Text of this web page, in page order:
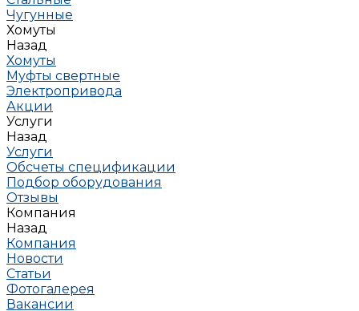
Чугунные
Хомуты
Назад
Хомуты
Муфты свертные
Электропривода
Акции
Услуги
Назад
Услуги
Обсчеты спецификации
Подбор оборудования
Отзывы
Компания
Назад
Компания
Новости
Статьи
Фотогалерея
Вакансии